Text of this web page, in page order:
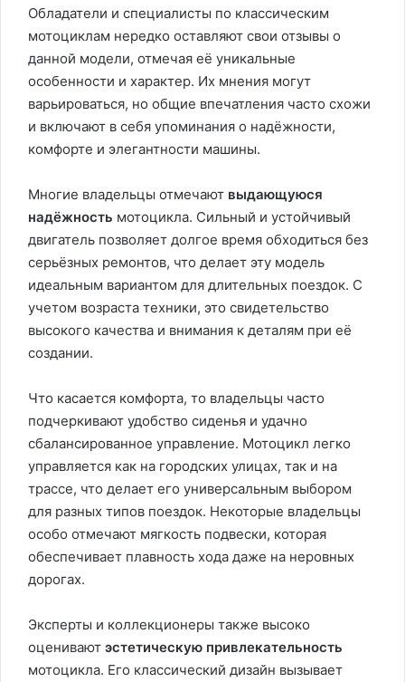
Обладатели и специалисты по классическим
мотоциклам нередко оставляют свои отзывы о
данной модели, отмечая её уникальные
особенности и характер. Их мнения могут
варьироваться, но общие впечатления часто схожи
и включают в себя упоминания о надёжности,
комфорте и элегантности машины.
Многие владельцы отмечают выдающуюся
надёжность мотоцикла. Сильный и устойчивый
двигатель позволяет долгое время обходиться без
серьёзных ремонтов, что делает эту модель
идеальным вариантом для длительных поездок. С
учетом возраста техники, это свидетельство
высокого качества и внимания к деталям при её
создании.
Что касается комфорта, то владельцы часто
подчеркивают удобство сиденья и удачно
сбалансированное управление. Мотоцикл легко
управляется как на городских улицах, так и на
трассе, что делает его универсальным выбором
для разных типов поездок. Некоторые владельцы
особо отмечают мягкость подвески, которая
обеспечивает плавность хода даже на неровных
дорогах.
Эксперты и коллекционеры также высоко
оценивают эстетическую привлекательность
мотоцикла. Его классический дизайн вызывает